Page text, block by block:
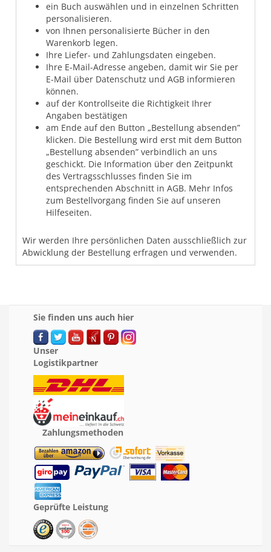
ein Buch auswählen und in einzelnen Schritten
personalisieren.
von Ihnen personalisierte Bücher in den
Warenkorb legen.
Ihre Liefer- und Zahlungsdaten eingeben.
Ihre E-Mail-Adresse angeben, damit wir Sie per
E-Mail über Datenschutz und AGB informieren
können.
auf der Kontrollseite die Richtigkeit Ihrer
Angaben bestätigen
am Ende auf den Button „Bestellung absenden”
klicken. Die Bestellung wird erst mit dem Button
„Bestellung absenden” verbindlich an uns
geschickt. Die Information über den Zeitpunkt
des Vertragsschlusses finden Sie im
entsprechenden Abschnitt in AGB. Mehr Infos
zum Bestellvorgang finden Sie auf unseren
Hilfeseiten.
Wir werden Ihre persönlichen Daten ausschließlich zur
Abwicklung der Bestellung erfragen und verwenden.
Sie finden uns auch hier
Unser
Logistikpartner
Zahlungsmethoden
Geprüfte Leistung